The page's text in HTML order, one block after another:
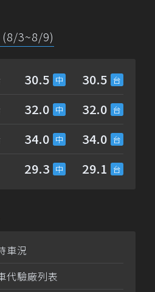
(8/3~8/9)
30.5 30.5
32.0 32.0
34.0 34.0
29.3 29.1
車況
代驗廠列表